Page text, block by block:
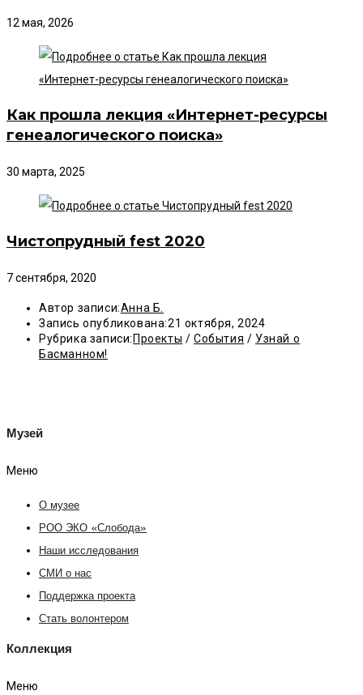
12 мая, 2026
Как прошла лекция «Интернет-ресурсы
генеалогического поиска»
30 марта, 2025
Чистопрудный fest 2020
7 сентября, 2020
Автор записи:Анна Б.
Запись опубликована:21 октября, 2024
Рубрика записи: Проекты / События / Узнай о
Басманном!
Музей
Меню
О музее
РОО ЭКО «Слобода»
Наши исследования
СМИ о нас
Поддержка проекта
Стать волонтером
Коллекция
Меню